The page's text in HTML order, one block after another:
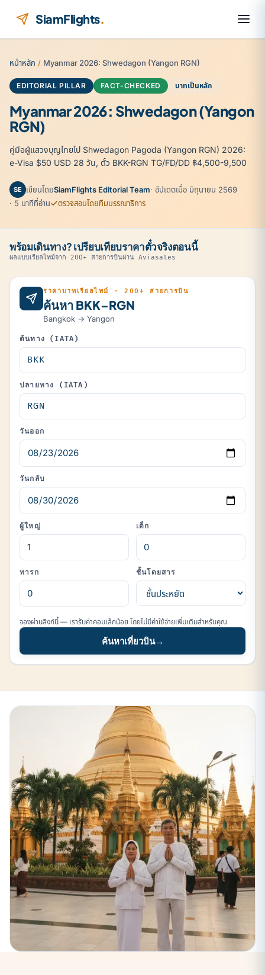
SiamFlights.
หน้าหลัก / Myanmar 2026: Shwedagon (Yangon RGN)
EDITORIAL PILLAR FACT-CHECKED บาทเป็นหลัก
Myanmar 2026: Shwedagon (Yangon
RGN)
คู่มือผู้แสวงบุญไทยไป Shwedagon Pagoda (Yangon RGN) 2026:
e-Visa $50 USD 28 วัน, ตั๋ว BKK-RGN TG/FD/DD ฿4,500-9,500
SE เขียนโดยSiamFlights Editorial Team· อัปเดตเมื่อ มิถุนายน 2569
· 5 นาทีที่อ่าน
ตรวจสอบโดยทีมบรรณาธิการ
พร้อมเดินทาง? เปรียบเทียบราคาตั๋วจริงตอนนี้
ผลแบบเรียลไทม์จาก 200+ สายการบินผ่าน Aviasales
ราคาบาทเรียลไทม์ · 200+ สายการบิน
ค้นหา BKK–RGN
Bangkok → Yangon
ต้นทาง (IATA)
ปลายทาง (IATA)
วันออก
วันกลับ
ผู้ใหญ่ เด็ก
ทารก ชั้นโดยสาร
จองผ่านลิงก์นี้ — เรารับค่าคอมเล็กน้อย โดยไม่มีค่าใช้จ่ายเพิ่มเติมสำหรับคุณ
ค้นหาเที่ยวบิน→